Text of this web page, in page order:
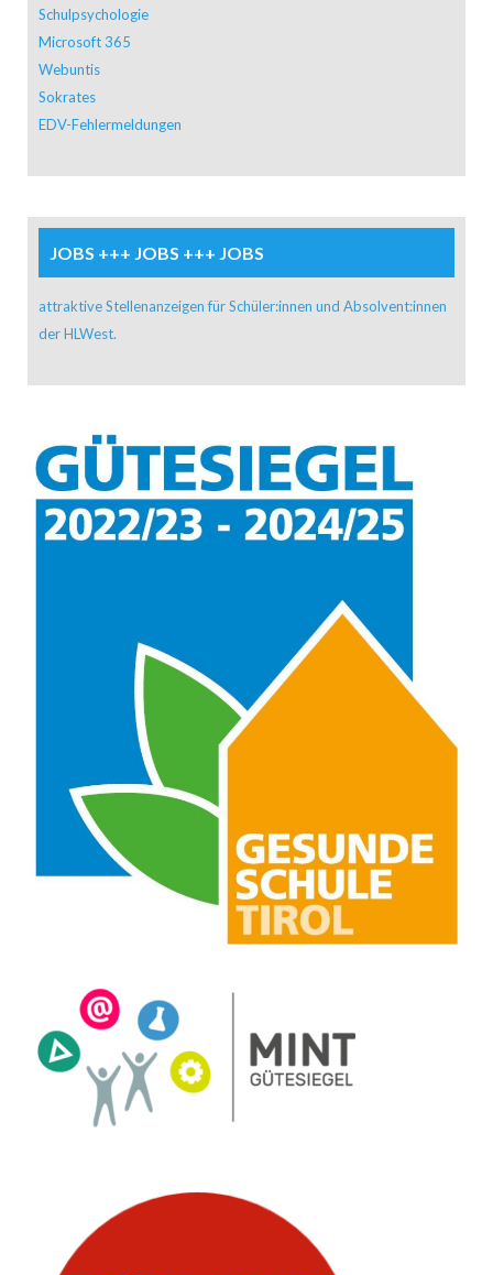
Schulpsychologie
Microsoft 365
Webuntis
Sokrates
EDV-Fehlermeldungen
JOBS +++ JOBS +++ JOBS
attraktive Stellenanzeigen für Schüler:innen und Absolvent:innen
der HLWest.